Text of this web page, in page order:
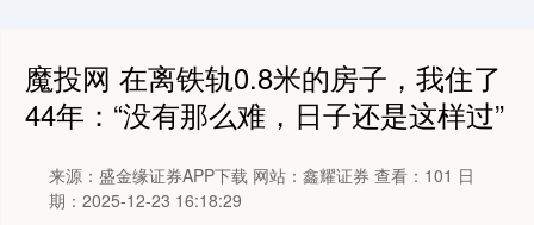
魔投网 在离铁轨0.8米的房子，我住了
44年：“没有那么难，日子还是这样过”
来源：盛金缘证券APP下载 网站：鑫耀证券 查看：101 日
期：2025-12-23 16:18:29